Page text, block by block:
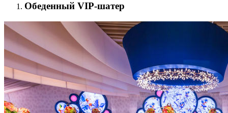
Обеденный VIP-шатер